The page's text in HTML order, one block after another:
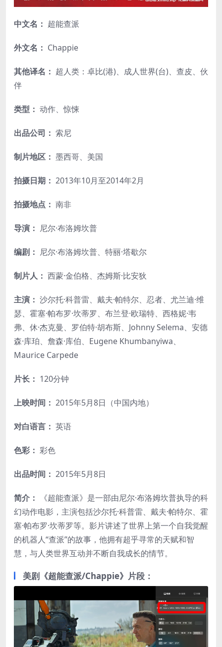
中文名： 超能查派
外文名： Chappie
其他译名： 超人类：卓比(港)、成人世界(台)、查皮、伙
伴
类型： 动作、惊悚
出品公司： 索尼
制片地区： 墨西哥、美国
拍摄日期： 2013年10月至2014年2月
拍摄地点： 南非
导演： 尼尔·布洛姆坎普
编剧： 尼尔·布洛姆坎普、特丽·塔歇尔
制片人： 西蒙·金伯格、杰姆斯·比安狄
主演： 沙尔托·科普雷、戴夫·帕特尔、忍者、尤兰迪·维
瑟、霍塞·帕布罗·坎蒂罗、布兰登·欧瑞特、西格妮·韦
弗、休·杰克曼、罗伯特·胡布斯、Johnny Selema、安德
森·库珀、詹森·库伯、Eugene Khumbanyiwa、
Maurice Carpede
片长： 120分钟
上映时间： 2015年5月8日（中国内地）
对白语言： 英语
色彩： 彩色
出品时间： 2015年5月8日
简介：
《超能查派》是一部由尼尔·布洛姆坎普执导的科
幻动作电影，主演包括沙尔托·科普雷、戴夫·帕特尔、霍
塞·帕布罗·坎蒂罗等。影片讲述了世界上第一个自我觉醒
的机器人“查派”的故事，他拥有超乎寻常的天赋和智
慧，与人类世界互动并不断自我成长的情节。
美剧《超能查派/Chappie》片段：